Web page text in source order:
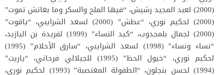
(2000) لعبد المجيد رشيش، “فيها الملح والسكر وما بغاتش تموت”
(2000) لحكيم نوري، “عطش” (2000) لسعد الشرايبي، “ياقوت”
(2000) لجمال بلمجدوب، “كيد النساء” (1999) لفريدة بن اليازيد،
“نساء ونساء” (1998) لسعد الشرايبي، “سارق الأحلام” (1995)
لحكيم نوري، “خيول الحظ” (1995) للجيلالي فرحاتي، “ياريت”
(1994) لحسن بنجلون، “الطفولة المغتصبة” (1993) لحكيم نوري،